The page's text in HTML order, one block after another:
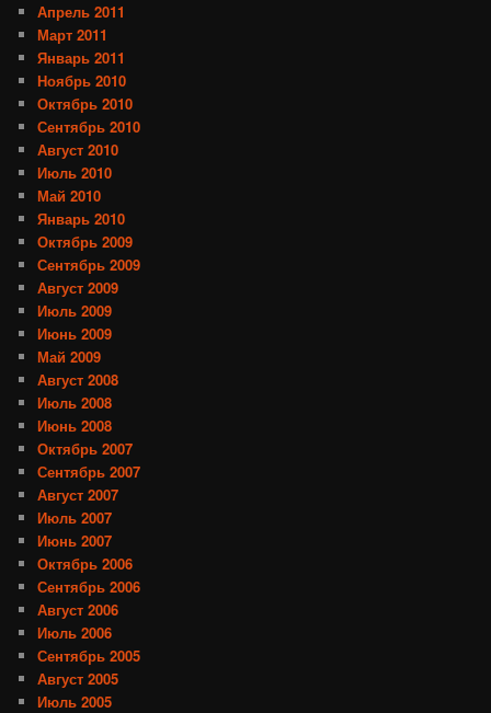
Апрель 2011
Март 2011
Январь 2011
Ноябрь 2010
Октябрь 2010
Сентябрь 2010
Август 2010
Июль 2010
Май 2010
Январь 2010
Октябрь 2009
Сентябрь 2009
Август 2009
Июль 2009
Июнь 2009
Май 2009
Август 2008
Июль 2008
Июнь 2008
Октябрь 2007
Сентябрь 2007
Август 2007
Июль 2007
Июнь 2007
Октябрь 2006
Сентябрь 2006
Август 2006
Июль 2006
Сентябрь 2005
Август 2005
Июль 2005